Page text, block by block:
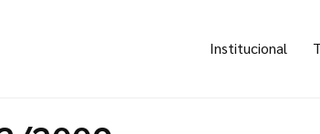
Institucional